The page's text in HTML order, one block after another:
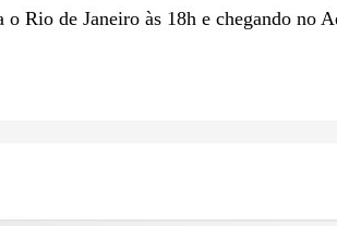
Rio de Janeiro às 18h e chegando no